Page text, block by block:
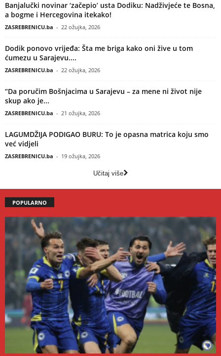
Banjalučki novinar ‘začepio’ usta Dodiku: Nadživjeće te Bosna,
a bogme i Hercegovina itekako!
ZASREBRENICU.ba - 22 ožujka, 2026
Dodik ponovo vrijeđa: Šta me briga kako oni žive u tom
ćumezu u Sarajevu....
ZASREBRENICU.ba - 22 ožujka, 2026
“Da poručim Bošnjacima u Sarajevu – za mene ni život nije
skup ako je...
ZASREBRENICU.ba - 21 ožujka, 2026
LAGUMDŽIJA PODIGAO BURU: To je opasna matrica koju smo
već vidjeli
ZASREBRENICU.ba - 19 ožujka, 2026
Učitaj više
POPULARNO